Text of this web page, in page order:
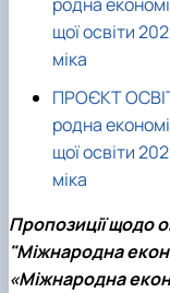
щої освіти
міка
ПРОЄКТ
родна
щої освіти
міка
Пропозиції щодо
"Міжнародна
«Міжнародна